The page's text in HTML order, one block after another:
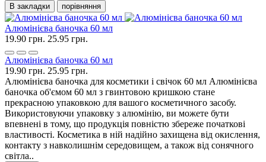
В закладки
порівняння
Алюмінієва баночка 60 мл
19.90 грн. 25.95 грн.
Алюмінієва баночка 60 мл
19.90 грн. 25.95 грн.
Алюмінієва баночка для косметики і свічок 60 мл Алюмінієва
баночка об'ємом 60 мл з гвинтовою кришкою стане
прекрасною упаковкою для вашого косметичного засобу.
Використовуючи упаковку з алюмінію, ви можете бути
впевнені в тому, що продукція повністю збереже початкові
властивості. Косметика в ній надійно захищена від окислення,
контакту з навколишнім середовищем, а також від сонячного
світла..